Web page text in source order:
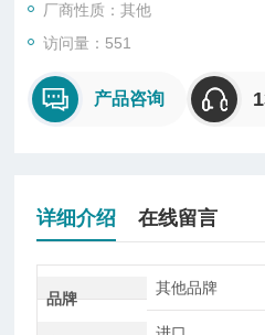
厂商性质：其他
访问量：551
产品咨询
详细介绍 在线留言
品牌
其他品牌